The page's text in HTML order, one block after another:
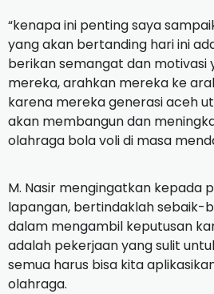
“kenapa ini penting saya
yang akan bertanding hari ini
berikan semangat dan motivasi
mereka, arahkan mereka ke
karena mereka generasi aceh
akan membangun dan
olahraga bola voli di masa
M. Nasir mengingatkan kepada
lapangan, bertindaklah sebaik-
dalam mengambil keputusan
adalah pekerjaan yang sulit
semua harus bisa kita
olahraga.